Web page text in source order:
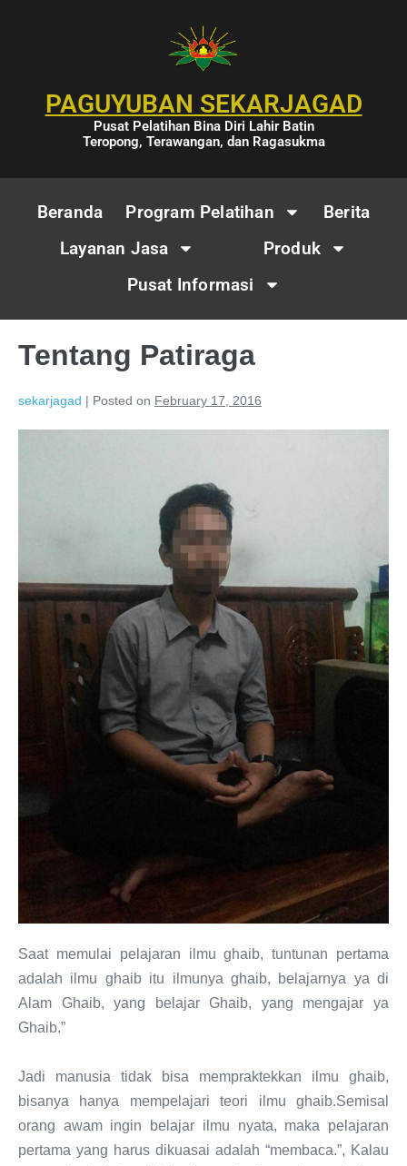
PAGUYUBAN SEKARJAGAD
Pusat Pelatihan Bina Diri Lahir Batin
Teropong, Terawangan, dan Ragasukma
Beranda Program Pelatihan
Berita
Layanan Jasa
Produk
Pusat Informasi
Tentang Patiraga
sekarjagad | Posted on February 17, 2016
Saat memulai pelajaran ilmu ghaib, tuntunan pertama
adalah ilmu ghaib itu ilmunya ghaib, belajarnya ya di
Alam Ghaib, yang belajar Ghaib, yang mengajar ya
Ghaib.”
Jadi manusia tidak bisa mempraktekkan ilmu ghaib,
bisanya hanya mempelajari teori ilmu ghaib.Semisal
orang awam ingin belajar ilmu nyata, maka pelajaran
pertama yang harus dikuasai adalah “membaca.”, Kalau